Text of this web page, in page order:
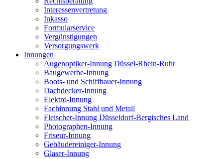
Interessenvertretung
Inkasso
Formularservice
Vergünstigungen
Versorgungswerk
Innungen
Augenoptiker-Innung Düssel-Rhein-Ruhr
Baugewerbe-Innung
Boots- und Schiffbauer-Innung
Dachdecker-Innung
Elektro-Innung
Fachinnung Stahl und Metall
Fleischer-Innung Düsseldorf-Bergisches Land
Photographen-Innung
Friseur-Innung
Gebäudereiniger-Innung
Glaser-Innung